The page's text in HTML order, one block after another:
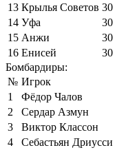
13 Крылья Советов 30
14 Уфа 30
15 Анжи 30
16 Енисей 30
Бомбардиры:
№ Игрок
1
Фёдор Чалов
2
Сердар Азмун
3
Виктор Классон
4
Себастьян Дриусси